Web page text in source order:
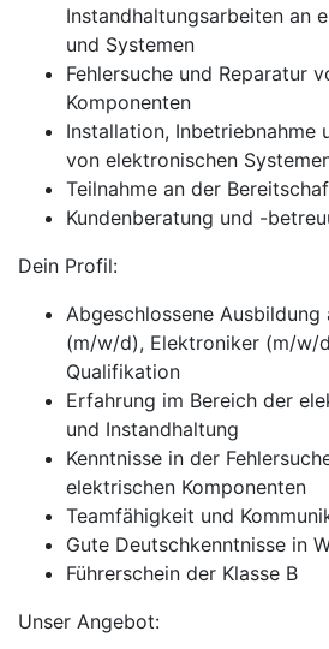
Instandhaltungsarbeiten an
und Systemen
Fehlersuche und Reparatur
Komponenten
Installation, Inbetriebnahme
von elektronischen
Teilnahme an der
Kundenberatung und -
Dein Profil:
Abgeschlossene Ausbildung
(m/w/d), Elektroniker (m/w/
Qualifikation
Erfahrung im Bereich der
und Instandhaltung
Kenntnisse in der
elektrischen Komponenten
Teamfähigkeit und
Gute Deutschkenntnisse in
Führerschein der Klasse B
Unser Angebot: